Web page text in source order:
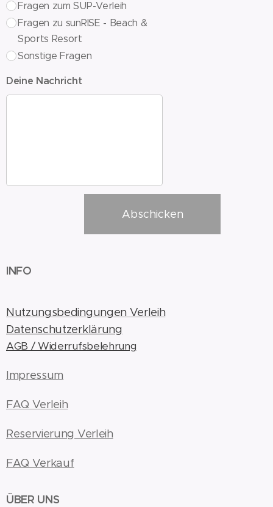
Fragen zum SUP-Verleih
Fragen zu sunRISE - Beach &
Sports Resort
Sonstige Fragen
Deine Nachricht
Abschicken
INFO
Nutzungsbedingungen Verleih
Datenschutzerklärung
AGB / Widerrufsbelehrung
Impressum
FAQ Verleih
Reservierung Verleih
FAQ Verkauf
ÜBER UNS